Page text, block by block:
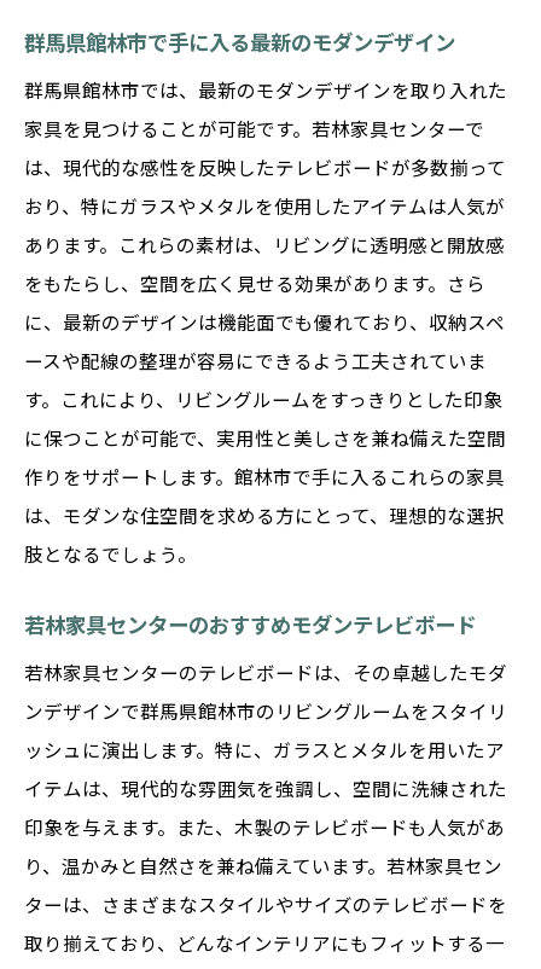
選び方で変わるインテリアの雰囲気
若林家具センターでの選択肢の多様性
地域特性を考慮したデザイン選び
選び方のコツと注意点
理想のテレビボードを見つけるために
若林家具センターのテレビボードで理想の空間
作り
理想の空間を実現する若林家具センターの
提案
テレビボードを中心としたコーディネート
例
若林家具センターでの購入体験の魅力
理想の空間を実現するためのアドバイス
群馬県館林市で手に入る最新のモダンデザイン
群馬県館林市では、最新のモダンデザインを取り入れた
家具を見つけることが可能です。若林家具センターで
は、現代的な感性を反映したテレビボードが多数揃って
おり、特にガラスやメタルを使用したアイテムは人気が
あります。これらの素材は、リビングに透明感と開放感
をもたらし、空間を広く見せる効果があります。さら
に、最新のデザインは機能面でも優れており、収納スペ
ースや配線の整理が容易にできるよう工夫されていま
す。これにより、リビングルームをすっきりとした印象
に保つことが可能で、実用性と美しさを兼ね備えた空間
作りをサポートします。館林市で手に入るこれらの家具
は、モダンな住空間を求める方にとって、理想的な選択
肢となるでしょう。
若林家具センターのおすすめモダンテレビボード
若林家具センターのテレビボードは、その卓越したモダ
ンデザインで群馬県館林市のリビングルームをスタイリ
ッシュに演出します。特に、ガラスとメタルを用いたア
イテムは、現代的な雰囲気を強調し、空間に洗練された
印象を与えます。また、木製のテレビボードも人気があ
り、温かみと自然さを兼ね備えています。若林家具セン
ターは、さまざまなスタイルやサイズのテレビボードを
取り揃えており、どんなインテリアにもフィットする一